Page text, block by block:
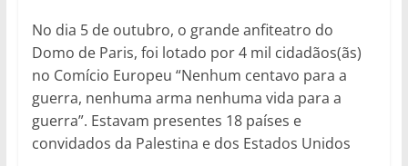
No dia 5 de outubro, o grande anfiteatro do
Domo de Paris, foi lotado por 4 mil cidadãos(ãs)
no Comício Europeu “Nenhum centavo para a
guerra, nenhuma arma nenhuma vida para a
guerra”. Estavam presentes 18 países e
convidados da Palestina e dos Estados Unidos